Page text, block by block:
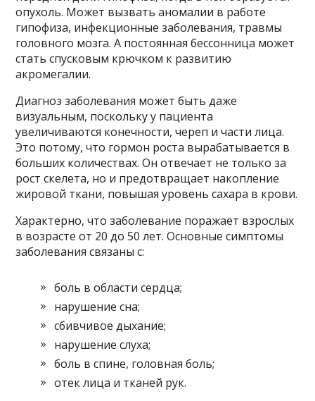
опухоль. Может вызвать аномалии в работе
гипофиза, инфекционные заболевания, травмы
головного мозга. А постоянная бессонница может
стать спусковым крючком к развитию
акромегалии.
Диагноз заболевания может быть даже
визуальным, поскольку у пациента
увеличиваются конечности, череп и части лица.
Это потому, что гормон роста вырабатывается в
больших количествах. Он отвечает не только за
рост скелета, но и предотвращает накопление
жировой ткани, повышая уровень сахара в крови.
Характерно, что заболевание поражает взрослых
в возрасте от 20 до 50 лет. Основные симптомы
заболевания связаны с:
боль в области сердца;
нарушение сна;
сбивчивое дыхание;
нарушение слуха;
боль в спине, головная боль;
отек лица и тканей рук.